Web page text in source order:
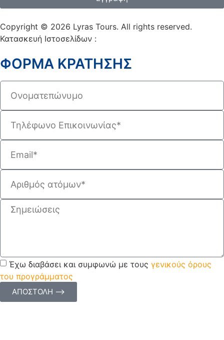
Copyright © 2026 Lyras Tours. All rights reserved.
Κατασκευή Ιστοσελίδων :
ΦΟΡΜΑ ΚΡΑΤΗΣΗΣ
Έχω διαβάσει και συμφωνώ με τους γενικούς όρους
του προγράμματος
ΑΠΟΣΤΟΛΗ ⟶